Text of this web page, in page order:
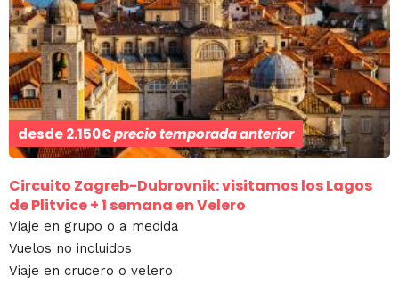
desde2.150€precio temporada anterior
Circuito Zagreb-Dubrovnik: visitamos los Lagos
de Plitvice + 1 semana en Velero
Viaje en grupo o a medida
Vuelos no incluidos
Viaje en crucero o velero